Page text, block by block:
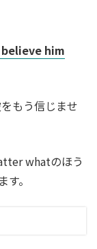
him
もう信じませ
whatのほう
。